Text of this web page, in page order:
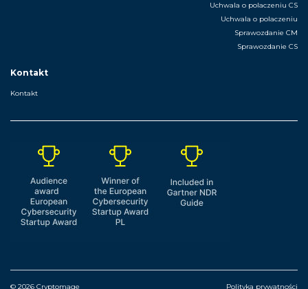
Uchwala o polaczeniu CS
Uchwala o polaczeniu
Sprawozdanie CM
Sprawozdanie CS
Kontakt
Kontakt
© 2026 Cryptomage Polityka prywatności